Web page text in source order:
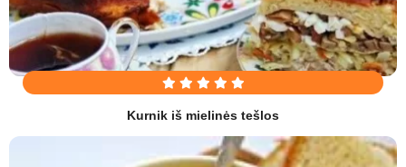
Kurnik iš mielinės tešlos